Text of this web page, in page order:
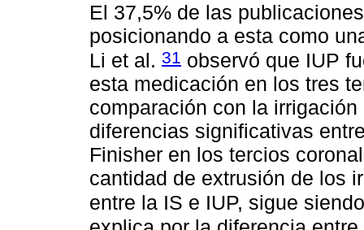
El 37,5% de las
posicionando a esta como
Li et al. 31 observó que IUP
esta medicación en los tres
comparación con la
diferencias significativas
Finisher en los tercios
cantidad de extrusión de los
entre la IS e IUP, sigue